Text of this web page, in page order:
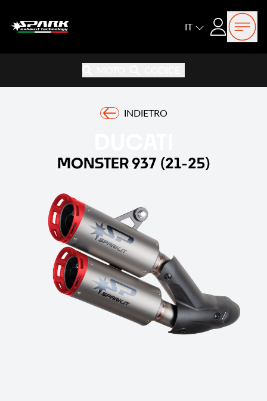
IT Login
INDIETRO
MONSTER 937 (21-25)